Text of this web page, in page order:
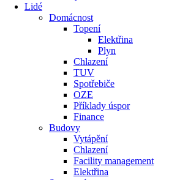
Lidé
Domácnost
Topení
Elektřina
Plyn
Chlazení
TUV
Spotřebiče
OZE
Příklady úspor
Finance
Budovy
Vytápění
Chlazení
Facility management
Elektřina